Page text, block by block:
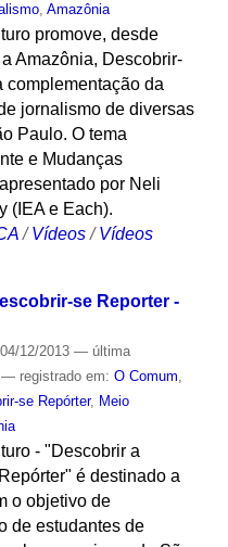
, Amazônia
promove, desde
Amazônia, Descobrir-
complementação da
jornalismo de diversas
Paulo. O tema
e Mudanças
por Neli
(IEA e Each).
/Vídeos /Vídeos
se Reporter -
12/2013 — última
— registrado em: O Comum
se Repórter, Meio
- "Descobrir a
é destinado a
o objetivo de
de estudantes de